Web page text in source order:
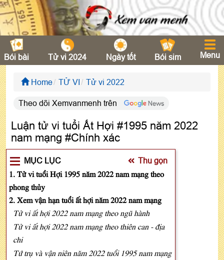
Bói bài Tử vi 2024 Ngày tốt Bói sim Menu
Home TỬ VI Tử vi 2022
Theo dõi Xemvanmenh trên
Luận tử vi tuổi Ất Hợi #1995 năm 2022
nam mạng #Chính xác
MỤC LỤC Thu gọn
1. Tử vi tuổi Hợi 1995 năm 2022 nam mạng theo
phong thủy
2. Xem vận hạn tuổi ất hợi năm 2022 nam mạng
Tử vi ất hợi 2022 nam mạng theo ngũ hành
Tử vi ất hợi 2022 nam mạng theo thiên can - địa
chi
Tứ trụ và vận niên năm 2022 tuổi 1995 nam mạng